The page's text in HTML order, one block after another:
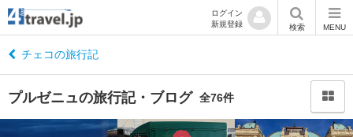
ログイン
新規登録
検索 MENU
チェコの旅行記
プルゼニュの旅行記・ブログ 全76件